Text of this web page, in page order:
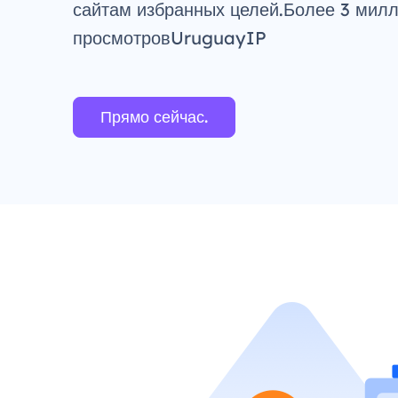
сайтам избранных целей.Более 3
просмотровUruguayIP
Прямо сейчас.